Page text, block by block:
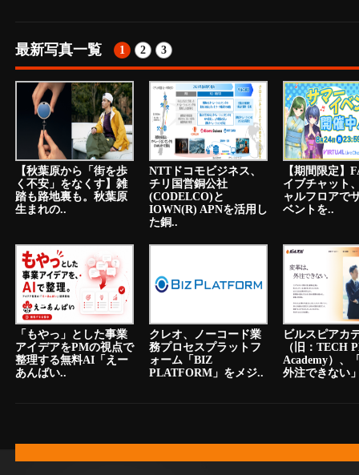
最新写真一覧 1 2 3
【秋葉原から「街を歩
く不安」をなくす】雑
踏も路地裏も。秋葉原
生まれの..
NTTドコモビジネス、
チリ国営銅公社
(CODELCO)と
IOWN(R) APNを活用し
た銅..
【期間限定】
イブチャット
ャルフロアで
ベントを..
「もやっ」とした事業
アイデアをPMの視点で
整理する無料AI「えー
あんばい..
クレオ、ノーコード業
務プロセスプラットフ
ォーム「BIZ
PLATFORM」をメジ..
ビルスピアカ
（旧：TECH
Academy）、
外注できない